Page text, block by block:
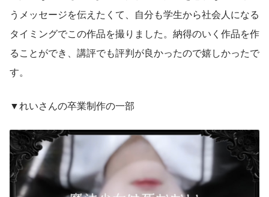
うメッセージを伝えたくて、自分も学生から社会人になる
タイミングでこの作品を撮りました。納得のいく作品を作
ることができ、講評でも評判が良かったので嬉しかったで
す。
▼れいさんの卒業制作の一部